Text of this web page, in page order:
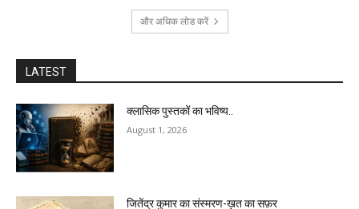
और अधिक लोड करें
LATEST
क्लासिक पुस्तकों का भविष्य..
August 1, 2026
जितेंद्र कुमार का संस्मरण-ख़त का सफ़र